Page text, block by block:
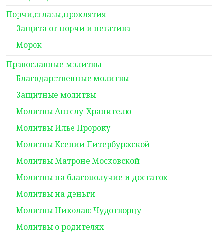
Порчи,сглазы,проклятия
Защита от порчи и негатива
Морок
Православные молитвы
Благодарственные молитвы
Защитные молитвы
Молитвы Ангелу-Хранителю
Молитвы Илье Пророку
Молитвы Ксении Питербуржской
Молитвы Матроне Московской
Молитвы на благополучие и достаток
Молитвы на деньги
Молитвы Николаю Чудотворцу
Молитвы о родителях